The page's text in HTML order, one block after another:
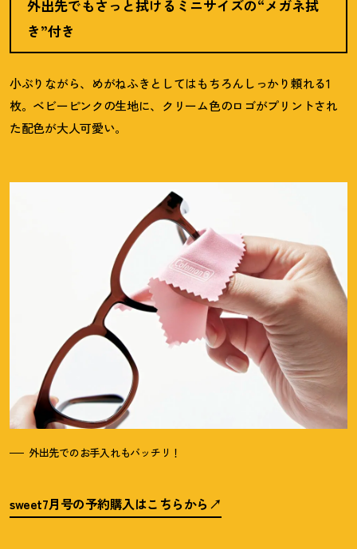
外出先でもさっと拭けるミニサイズの“メガネ拭
き”付き
小ぶりながら、めがねふきとしてはもちろんしっかり頼れる1
枚。ベビーピンクの生地に、クリーム色のロゴがプリントされ
た配色が大人可愛い。
外出先でのお手入れもバッチリ ！
sweet7月号の予約購入はこちらから